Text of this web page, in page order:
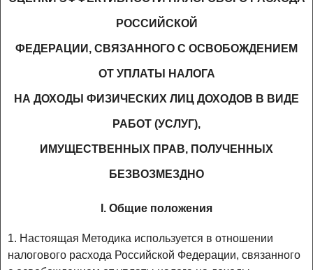
РОССИЙСКОЙ
ФЕДЕРАЦИИ, СВЯЗАННОГО С ОСВОБОЖДЕНИЕМ
ОТ УПЛАТЫ НАЛОГА
НА ДОХОДЫ ФИЗИЧЕСКИХ ЛИЦ ДОХОДОВ В ВИДЕ
РАБОТ (УСЛУГ),
ИМУЩЕСТВЕННЫХ ПРАВ, ПОЛУЧЕННЫХ
БЕЗВОЗМЕЗДНО
I. Общие положения
1. Настоящая Методика используется в отношении
налогового расхода Российской Федерации, связанного